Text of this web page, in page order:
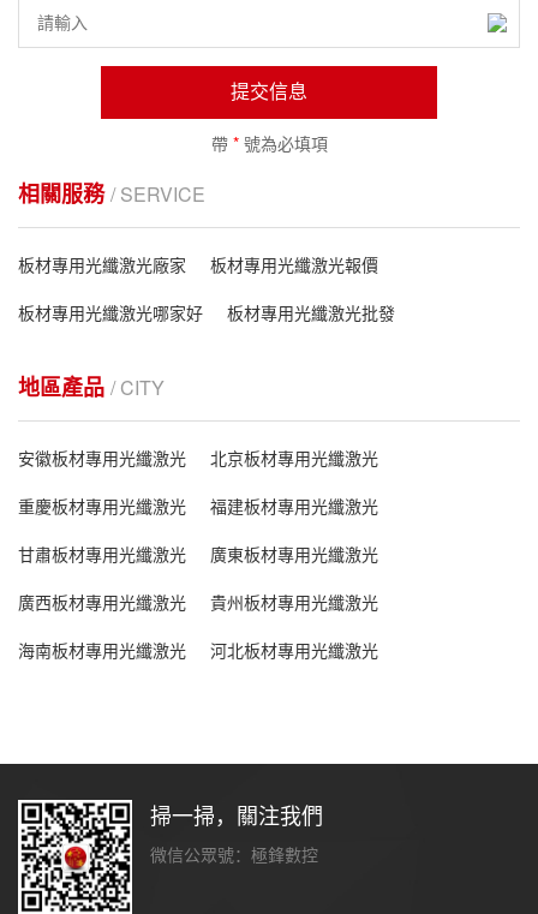
提交信息
帶 *號為必填項
相關服務/ SERVICE
板材專用光纖激光廠家
板材專用光纖激光報價
板材專用光纖激光哪家好
板材專用光纖激光批發
地區產品 / CITY
安徽板材專用光纖激光
北京板材專用光纖激光
重慶板材專用光纖激光
福建板材專用光纖激光
甘肅板材專用光纖激光
廣東板材專用光纖激光
廣西板材專用光纖激光
貴州板材專用光纖激光
海南板材專用光纖激光
河北板材專用光纖激光
掃一掃，關注我們
微信公眾號：極鋒數控